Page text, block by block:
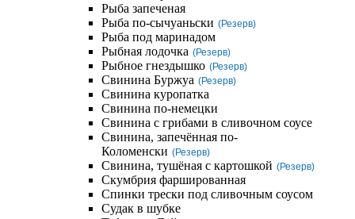
Рыба запеченая
Рыба по-сычуаньски (Резерв)
Рыба под маринадом
Рыбная лодочка (Резерв)
Рыбное гнездышко (Резерв)
Свинина Буржуа (Резерв)
Свинина куропатка
Свинина по-немецки
Свинина с грибами в сливочном соусе
Свинина, запечённая по-
Коломенски (Резерв)
Свинина, тушёная с картошкой (Резерв)
Скумбрия фаршированная
Спинки трески под сливочным соусом
Судак в шубке